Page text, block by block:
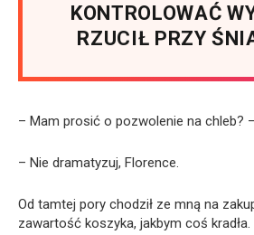
KONTROLOWAĆ
RZUCIŁ PRZY
– Mam prosić o pozwolenie na chleb?
– Nie dramatyzuj, Florence.
Od tamtej pory chodził ze mną na
zawartość koszyka, jakbym coś kradła.